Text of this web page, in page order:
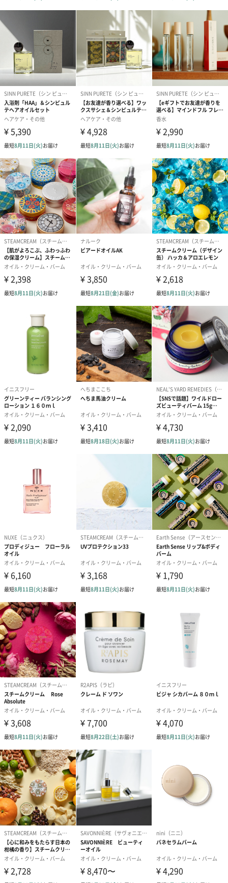
ツを発酵させて得たエキス、Black Bee Ome※1を配合。ストレス
や洗顔後の乱れた肌バランスを整え、強い肌に導きます。
※1 ザイモモナス培養エキス、水 、エタノール、ハチミツエキス
使用方法
スポイトで2～3滴手のひらにとり、顔全体になじませます。
使用頻度：朝、晩お使いいただけます。乾燥が気になるとき、肌
「SINN PURETE（シン ピュルテ）」
SKINCARE+MINDFULNESS 3 in 1 。“心”と“脳”を整えなが
ら“肌”をケア。
MINDFUL BEAUTYとは、毎日のスキンケアにおいて身体と心の繋
がりを意識することでマインドフルネスの状態を取り入れ、維持
するという意味です。
365日朝晩、計730回。スキンケアの時間は大切な“ME-TIME”。
目まぐるしく過ぎていく日常の中でふと立ち止まることは、思考
や感情をポジティブに導き、肌をご機嫌に整える秘訣です。
まずは香りを使って、一瞬でムードをととのえ静かに呼吸をしな
がら自分自身の心や肌と向き合います。
心と肌の緊張をほぐし、余分なものを浄化しながら必要なものだ
けを巡らせます。
気持ちを切り替えるのに必要なのは、ほんの少しの時間と意識。
マインドフルビューティーの習慣は、より確かなスキンケア効果
商品詳細情報
エチルヘキサン酸セチル、パルミチン酸イソプロピ
ル、スクワラン、ホホバ種子油、シクロヘキサン-1,4-
ジカルボン酸ビスエトキシジグリコール、ザイモモナ
ス培養エキス、ハチミツエキス、バチルス発酵物、エ
ンピツビャクシン油、オニサルビア油、オレンジ果皮
油、オリーブ果実油、コーン油、ハイブリッドサフラ
ワー油、グアイアズレン、グリセリン、グルコシルヘ
スペリジン、パルミチン酸レチノール、リボフラビン
リン酸Na、酢酸トコフェロール、水、テトラオレイン
酸ソルベス-30、エタノール、トコフェロール、リン酸
アスコルビルMg、フェノキシエタノール
商品サイズ
長さ95mm×幅36mm×奥行36mm
商品重量/内
容量
120g／30ml
外装サイズ
長さ100mm×幅42mm×奥行42mm
外装パッケー
ジ
直方体化粧箱
全体重量
原産国
使用上の注意
・傷やはれもの、しっしん等、異常のある部位に使用
しないでください。
・肌に異常が生じていないかよく注意して使用してく
ださい。
・使用中や、使用後に日光があたって、赤味、はれ、
かゆみ、刺激、色抜け(白班等)や黒ずみ等の異常があ
らわれた場合は使用を中止してください。使用を続け
ると症状が悪化することがありますので、皮フ科等に
ご相談されることをおすすめします。
・天然由来成分配合のため、沈殿が生じることや色・
香り・粘性等が多少異なる場合がありますが、品質に
は問題ありません。
・高温・低温の場所、直射日光を避けて保管してくだ
さい。